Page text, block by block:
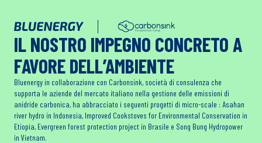
IL NOSTRO IMPEGNO CONCRETO A
FAVORE DELL’AMBIENTE
Bluenergy in collaborazione con Carbonsink, società di consulenza che
supporta le aziende del mercato italiano nella gestione delle emissioni di
anidride carbonica, ha abbracciato i seguenti progetti di micro-scale : Asahan
river hydro in Indonesia, Improved Cookstoves for Environmental Conservation in
Etiopia, Evergreen forest protection project in Brasile e Song Bung Hydropower
in Vietnam.